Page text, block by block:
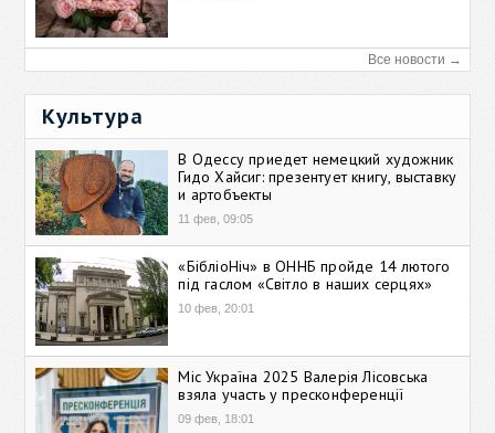
Все новости →
Культура
В Одессу приедет немецкий художник
Гидо Хайсиг: презентует книгу, выставку
и артобъекты
11 фев, 09:05
«БібліоНіч» в ОННБ пройде 14 лютого
під гаслом «Світло в наших серцях»
10 фев, 20:01
Міс Україна 2025 Валерія Лісовська
взяла участь у пресконференції
09 фев, 18:01